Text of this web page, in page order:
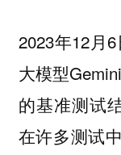
2023年12月
大模型
的基准测试
在许多测试